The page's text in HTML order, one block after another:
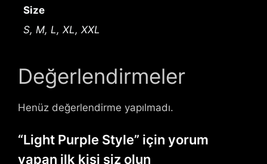
Size
S, M, L, XL, XXL
Değerlendirmeler
Henüz değerlendirme yapılmadı.
“Light Purple Style” için yorum
yapan ilk kişi siz olun